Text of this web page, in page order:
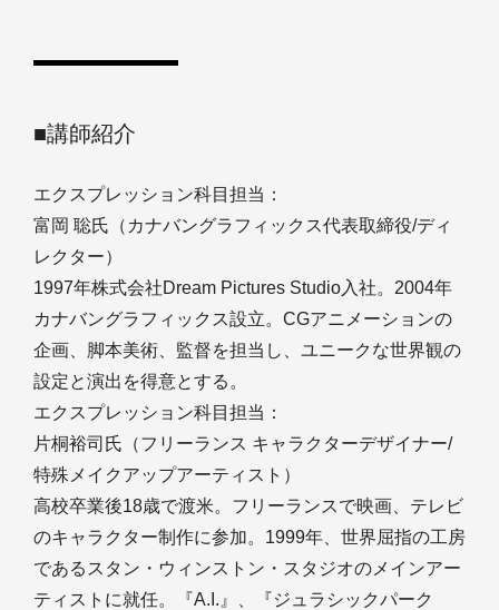
■講師紹介
エクスプレッション科目担当：
富岡 聡氏（カナバングラフィックス代表取締役/ディ
レクター）
1997年株式会社Dream Pictures Studio入社。2004年
カナバングラフィックス設立。CGアニメーションの
企画、脚本美術、監督を担当し、ユニークな世界観の
設定と演出を得意とする。
エクスプレッション科目担当：
片桐裕司氏（フリーランス キャラクターデザイナー/
特殊メイクアップアーティスト）
高校卒業後18歳で渡米。フリーランスで映画、テレビ
のキャラクター制作に参加。1999年、世界屈指の工房
であるスタン・ウィンストン・スタジオのメインアー
ティストに就任。『A.I.』、『ジュラシックパーク